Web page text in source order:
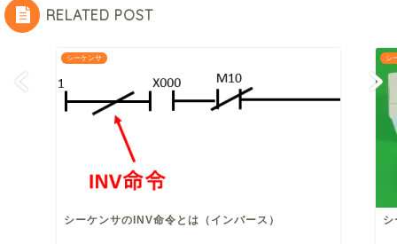
RELATED POST
シーケンサ
シーケンサのINV命令とは（インバース）
シ